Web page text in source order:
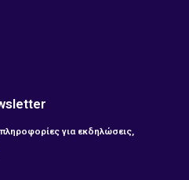
για εκδηλώσεις,